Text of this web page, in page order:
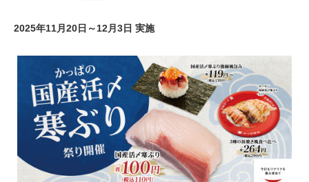
2025年11月20日～12月3日 実施